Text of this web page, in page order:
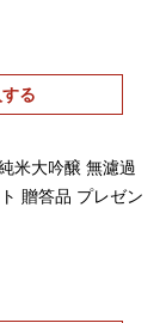
る
米大吟醸 無濾過
贈答品 プレゼン